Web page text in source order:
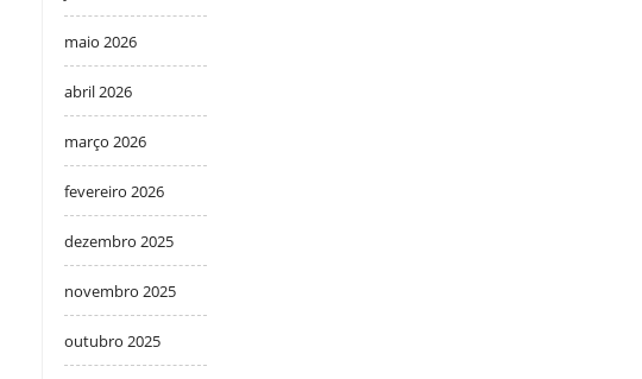
maio 2026
abril 2026
março 2026
fevereiro 2026
dezembro 2025
novembro 2025
outubro 2025